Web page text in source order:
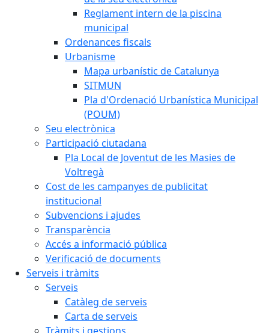
Reglament intern de la piscina
municipal
Ordenances fiscals
Urbanisme
Mapa urbanístic de Catalunya
SITMUN
Pla d'Ordenació Urbanística Municipal
(POUM)
Seu electrònica
Participació ciutadana
Pla Local de Joventut de les Masies de
Voltregà
Cost de les campanyes de publicitat
institucional
Subvencions i ajudes
Transparència
Accés a informació pública
Verificació de documents
Serveis i tràmits
Serveis
Catàleg de serveis
Carta de serveis